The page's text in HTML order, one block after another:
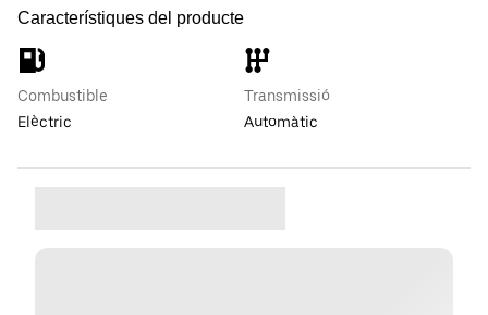
Característiques del producte
Combustible
Elèctric
Transmissió
Automàtic